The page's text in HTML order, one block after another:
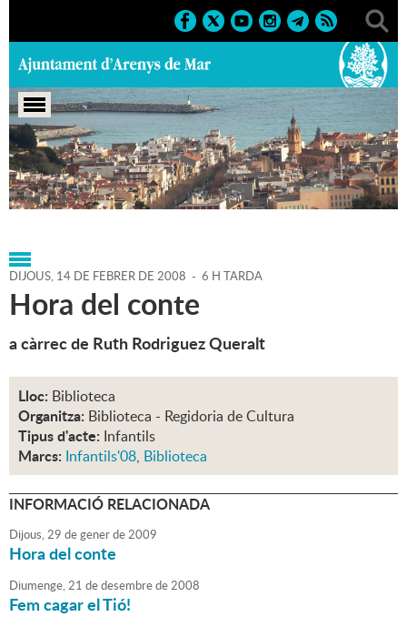
Portada > Regidories > Cultura > Biblioteca P. Fidel
Fita > Agenda > 14-02-2008
DIJOUS, 14 DE FEBRER DE 2008 - 6 H TARDA
Hora del conte
a càrrec de Ruth Rodriguez Queralt
Lloc: Biblioteca
Organitza: Biblioteca - Regidoria de Cultura
Tipus d'acte: Infantils
Marcs: Infantils'08, Biblioteca
INFORMACIÓ RELACIONADA
Dijous,29 degenerde2009
Hora del conte
Diumenge,21 dedesembrede2008
Fem cagar el Tió!